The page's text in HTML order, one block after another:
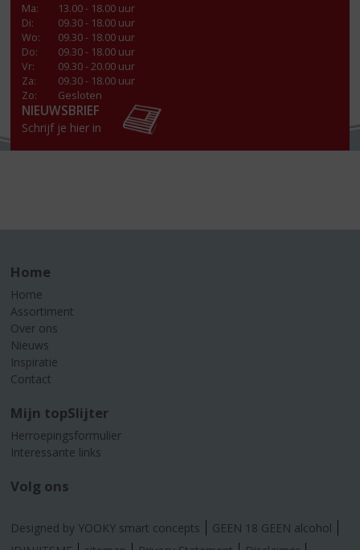
Ma:
13.00 - 18.00 uur
Di:
09.30 - 18.00 uur
Wo:
09.30 - 18.00 uur
Do:
09.30 - 18.00 uur
Vr:
09.30 - 20.00 uur
Za:
09.30 - 18.00 uur
Zo:
Gesloten
NIEUWSBRIEF
Schrijf je hier in
Home
Home
Assortiment
Over ons
Nieuws
Inspiratie
Contact
Mijn topSlijter
Herroepingsformulier
Interessante links
Volg ons
Designed by YOOKY smart concepts
GEEN 18 GEEN alcohol